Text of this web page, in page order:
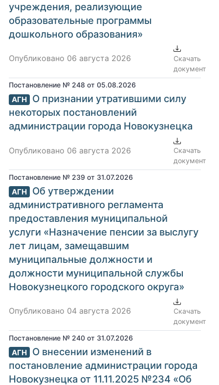
учреждения, реализующие
образовательные программы
дошкольного образования»
Опубликовано 06 августа 2026
Скачать
документ
Постановление № 248 от 05.08.2026
АГН
О признании утратившими силу
некоторых постановлений
администрации города Новокузнецка
Опубликовано 06 августа 2026
Скачать
документ
Постановление № 239 от 31.07.2026
АГН
Об утверждении
административного регламента
предоставления муниципальной
услуги «Назначение пенсии за выслугу
лет лицам, замещавшим
муниципальные должности и
должности муниципальной службы
Новокузнецкого городского округа»
Опубликовано 04 августа 2026
Скачать
документ
Постановление № 240 от 31.07.2026
АГН
О внесении изменений в
постановление администрации города
Новокузнецка от 11.11.2025 №234 «Об